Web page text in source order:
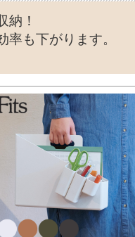
納！
も下がります。